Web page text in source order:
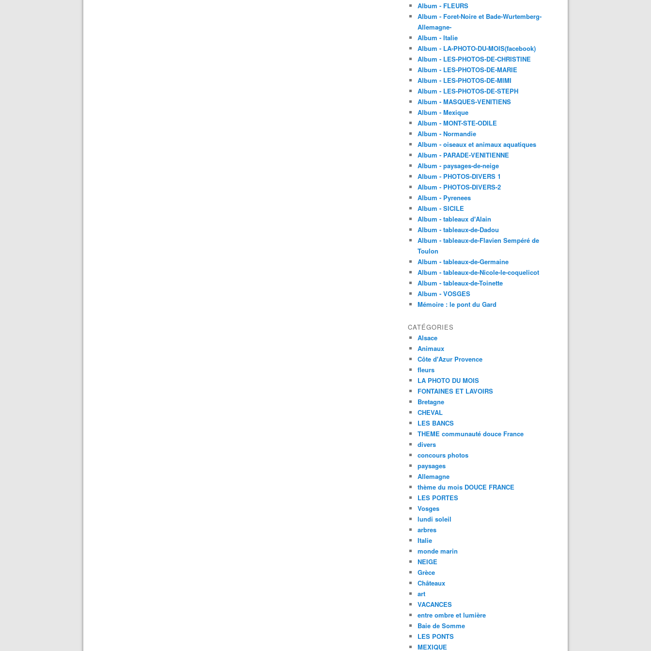
Album - FLEURS
Album - Foret-Noire et Bade-Wurtemberg-
Allemagne-
Album - Italie
Album - LA-PHOTO-DU-MOIS(facebook)
Album - LES-PHOTOS-DE-CHRISTINE
Album - LES-PHOTOS-DE-MARIE
Album - LES-PHOTOS-DE-MIMI
Album - LES-PHOTOS-DE-STEPH
Album - MASQUES-VENITIENS
Album - Mexique
Album - MONT-STE-ODILE
Album - Normandie
Album - oiseaux et animaux aquatiques
Album - PARADE-VENITIENNE
Album - paysages-de-neige
Album - PHOTOS-DIVERS 1
Album - PHOTOS-DIVERS-2
Album - Pyrenees
Album - SICILE
Album - tableaux d'Alain
Album - tableaux-de-Dadou
Album - tableaux-de-Flavien Sempéré de
Toulon
Album - tableaux-de-Germaine
Album - tableaux-de-Nicole-le-coquelicot
Album - tableaux-de-Toinette
Album - VOSGES
Mémoire : le pont du Gard
CATÉGORIES
Alsace
Animaux
Côte d'Azur Provence
fleurs
LA PHOTO DU MOIS
FONTAINES ET LAVOIRS
Bretagne
CHEVAL
LES BANCS
THEME communauté douce France
divers
concours photos
paysages
Allemagne
thème du mois DOUCE FRANCE
LES PORTES
Vosges
lundi soleil
arbres
Italie
monde marin
NEIGE
Grèce
Châteaux
art
VACANCES
entre ombre et lumière
Baie de Somme
LES PONTS
MEXIQUE